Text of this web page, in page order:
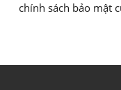
chính sách bảo mật